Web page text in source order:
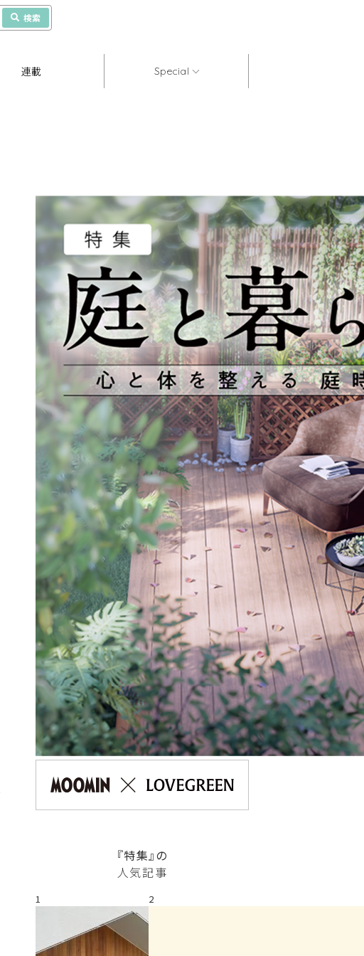
検索
連載 Special
『特集』の
人気記事
1 2